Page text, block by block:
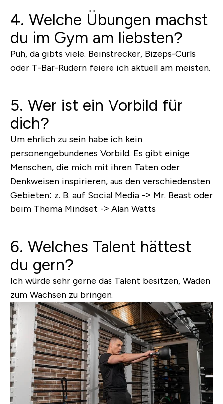
4. Welche Übungen machst
du im Gym am liebsten?
Puh, da gibts viele. Beinstrecker, Bizeps-Curls
oder T-Bar-Rudern feiere ich aktuell am meisten.
5. Wer ist ein Vorbild für
dich?
Um ehrlich zu sein habe ich kein
personengebundenes Vorbild. Es gibt einige
Menschen, die mich mit ihren Taten oder
Denkweisen inspirieren, aus den verschiedensten
Gebieten: z. B. auf Social Media -> Mr. Beast oder
beim Thema Mindset -> Alan Watts
6. Welches Talent hättest
du gern?
Ich würde sehr gerne das Talent besitzen, Waden
zum Wachsen zu bringen.